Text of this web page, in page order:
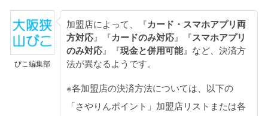
びこ編集部
加盟店によって、『カード・スマホアプリ両
方対応』『カードのみ対応』『スマホアプリ
のみ対応』『現金と併用可能』など、決済方
法が異なるようです。
※各加盟店の決済方法については、以下の
「さやりんポイント」加盟店リストまたは各